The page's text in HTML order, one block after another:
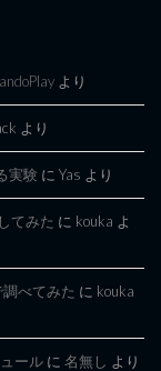
より
より
実験 に Yas より
てみた に kouka よ
べてみた に kouka
ール に 名無し より